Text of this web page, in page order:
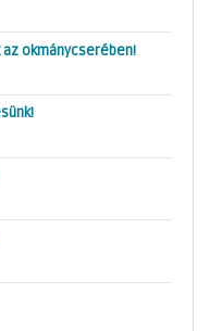
okmánycserében!